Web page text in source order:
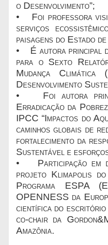
o Desenvolvimento”;
• Foi professora
serviços
paisagens do Estado
• É autora principal
para o Sexto
Mudança
Desenvolvimento
• Foi autora
Erradicação da
IPCC “Impactos do
caminhos globais de
fortalecimento da
Sustentável e
• Participação em
projeto Klimapolis
Programa ESPA
OPENNESS da
científica do escritório
co-chair da
Amazônia.